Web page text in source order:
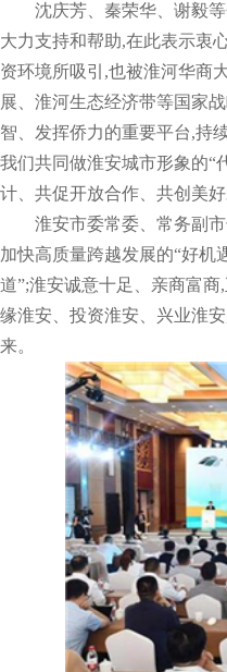
沈庆芳、秦荣华、谢毅
大力支持和帮助,在此表示衷
资环境所吸引,也被淮河华商
展、淮河生态经济带等国家
智、发挥侨力的重要平台,持
我们共同做淮安城市形象的“
计、共促开放合作、共创美好
淮安市委常委、常务副
加快高质量跨越发展的“好机
道”;淮安诚意十足、亲商富
缘淮安、投资淮安、兴业淮
来。